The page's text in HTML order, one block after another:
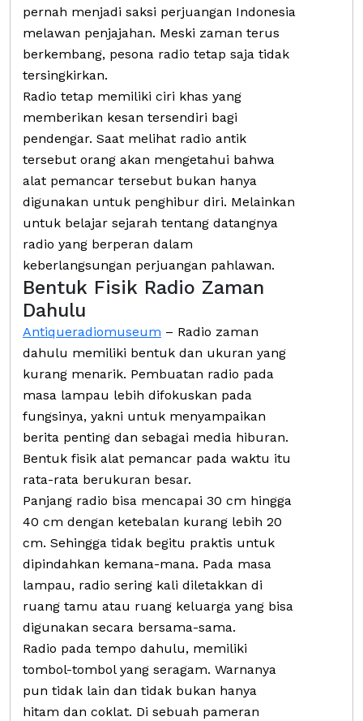
pernah menjadi saksi perjuangan Indonesia
melawan penjajahan. Meski zaman terus
berkembang, pesona radio tetap saja tidak
tersingkirkan.
Radio tetap memiliki ciri khas yang
memberikan kesan tersendiri bagi
pendengar. Saat melihat radio antik
tersebut orang akan mengetahui bahwa
alat pemancar tersebut bukan hanya
digunakan untuk penghibur diri. Melainkan
untuk belajar sejarah tentang datangnya
radio yang berperan dalam
keberlangsungan perjuangan pahlawan.
Bentuk Fisik Radio Zaman
Dahulu
Antiqueradiomuseum – Radio zaman
dahulu memiliki bentuk dan ukuran yang
kurang menarik. Pembuatan radio pada
masa lampau lebih difokuskan pada
fungsinya, yakni untuk menyampaikan
berita penting dan sebagai media hiburan.
Bentuk fisik alat pemancar pada waktu itu
rata-rata berukuran besar.
Panjang radio bisa mencapai 30 cm hingga
40 cm dengan ketebalan kurang lebih 20
cm. Sehingga tidak begitu praktis untuk
dipindahkan kemana-mana. Pada masa
lampau, radio sering kali diletakkan di
ruang tamu atau ruang keluarga yang bisa
digunakan secara bersama-sama.
Radio pada tempo dahulu, memiliki
tombol-tombol yang seragam. Warnanya
pun tidak lain dan tidak bukan hanya
hitam dan coklat. Di sebuah pameran